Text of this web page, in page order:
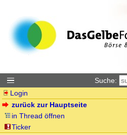
Suche:
Login
zurück zur Hauptseite
in Thread öffnen
Ticker